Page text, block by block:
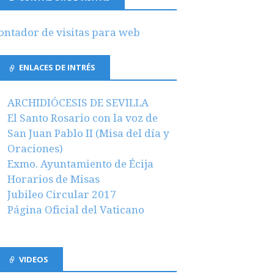
de visitas para web
ENLACES DE INTRÉS
ARCHIDIÓCESIS DE SEVILLA
El Santo Rosario con la voz de
San Juan Pablo II (Misa del día y
Oraciones)
Exmo. Ayuntamiento de Écija
Horarios de Misas
Jubileo Circular 2017
Página Oficial del Vaticano
VIDEOS